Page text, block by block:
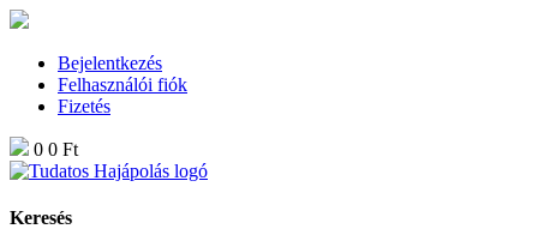
Bejelentkezés
Felhasználói fiók
Fizetés
0 0 Ft
Keresés